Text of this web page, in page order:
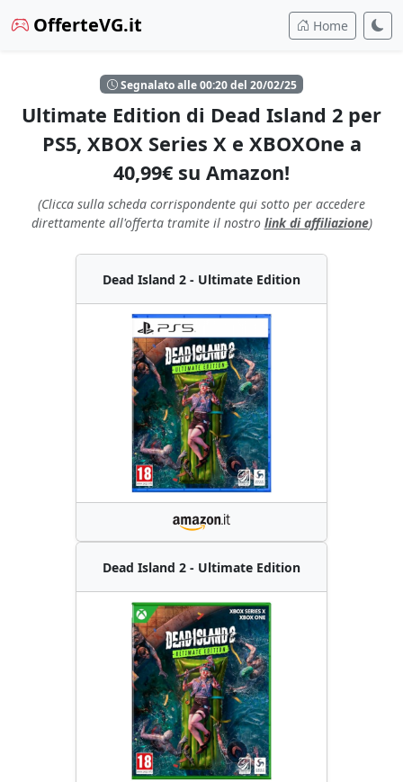
OfferteVG.it Home
Segnalato alle 00:20 del 20/02/25
Ultimate Edition di Dead Island 2 per
PS5, XBOX Series X e XBOXOne a
40,99€ su Amazon!
(Clicca sulla scheda corrispondente qui sotto per accedere
direttamente all'offerta tramite il nostro link di affiliazione)
Dead Island 2 - Ultimate Edition
Dead Island 2 - Ultimate Edition